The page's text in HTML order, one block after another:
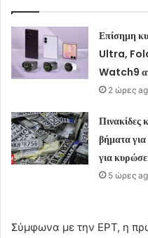
Επίσημη
Ultra,
Watch9
2 ώρες
Πινακίδες
βήματα
για
5 ώρες
Σύμφωνα με την ΕΡΤ, η